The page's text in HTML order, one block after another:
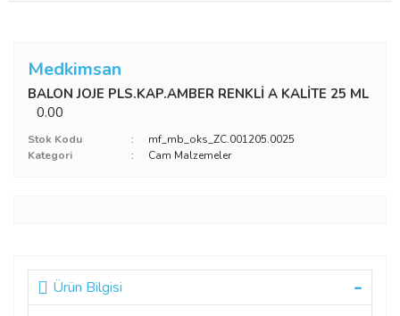
Medkimsan
BALON JOJE PLS.KAP.AMBER RENKLİ A KALİTE 25 ML
0.00
Stok Kodu
mf_mb_oks_ZC.001205.0025
Kategori
Cam Malzemeler
Ürün Bilgisi